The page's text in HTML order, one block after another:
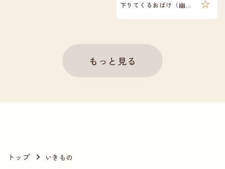
下りてくるおばけ（幽霊）
もっと見る
トップ いきもの